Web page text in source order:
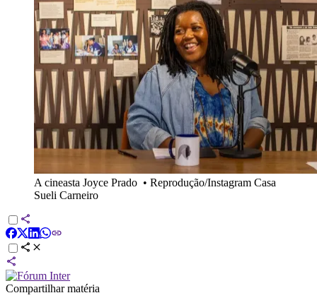
A cineasta Joyce Prado • Reprodução/Instagram Casa
Sueli Carneiro
Compartilhar matéria